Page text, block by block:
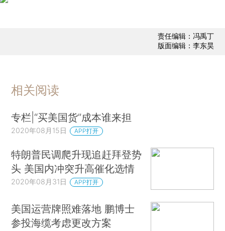
责任编辑：冯禹丁
版面编辑：李东昊
相关阅读
专栏|“买美国货”成本谁来担
2020年08月15日 APP打开
特朗普民调爬升现追赶拜登势
头 美国内冲突升高催化选情
2020年08月31日 APP打开
美国运营牌照难落地 鹏博士
参投海缆考虑更改方案